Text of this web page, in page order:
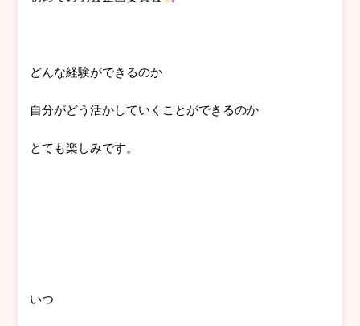
どんな経験ができるのか
自分がどう活かしていくことができるのか
とても楽しみです。
いつ